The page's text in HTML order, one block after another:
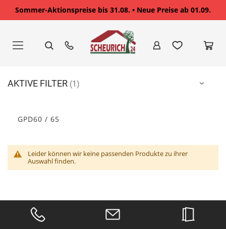
Sommer-Aktionspreise bis 31.08. • Neue Preise ab 01.09.
springen
GPD60 / 65
Leider können wir keine passenden Produkte zu ihrer
Auswahl finden.
AKTIVE FILTER